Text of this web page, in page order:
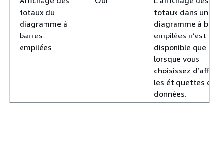
totaux du
diagramme à
barres
empilées
totaux dans un
diagramme à
empilées n’est
disponible que
lorsque vous
choisissez
les étiquettes
données.